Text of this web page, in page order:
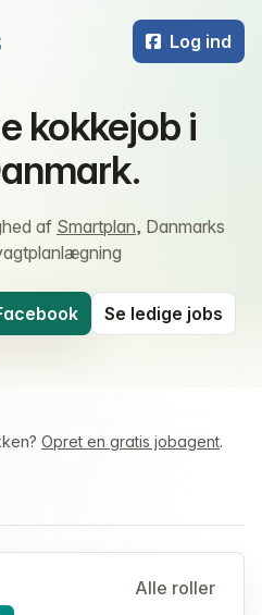
Log ind
kokkejob i
af Smartplan, Danmarks
Se ledige jobs
Opret en gratis jobagent.
Alle roller